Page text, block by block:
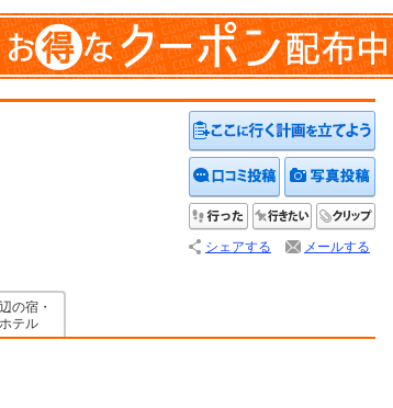
クチコミを投稿する
行った 行きたい
シェアする メールする
の宿・
ホテル